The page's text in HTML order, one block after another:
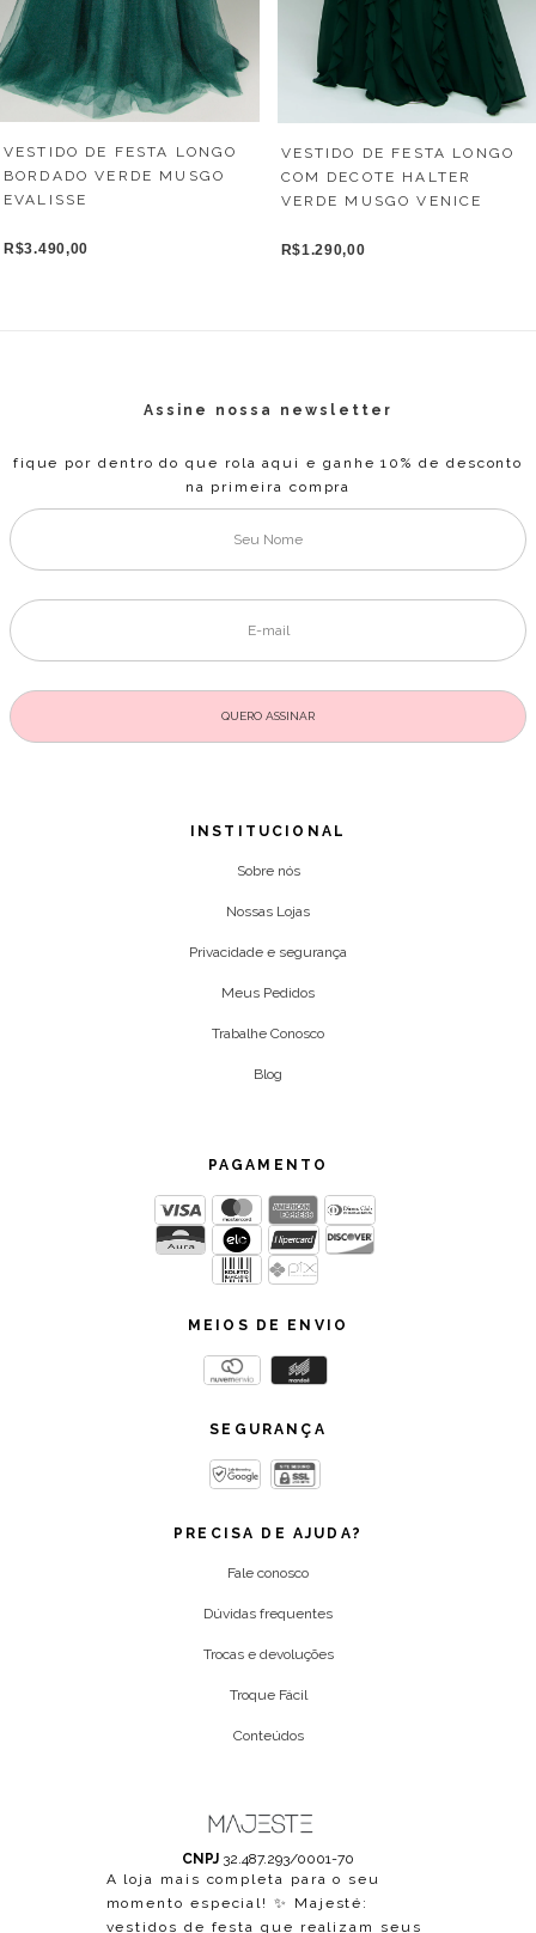
VESTIDO DE FESTA LONGO
BORDADO VERDE MUSGO
EVALISSE
R$3.490,00
VESTIDO DE FESTA LONGO
COM DECOTE HALTER
VERDE MUSGO VENICE
R$1.290,00
Assine nossa newsletter
fique por dentro do que rola aqui e ganhe 10% de desconto
na primeira compra
INSTITUCIONAL
Sobre nós
Nossas Lojas
Privacidade e segurança
Meus Pedidos
Trabalhe Conosco
Blog
PAGAMENTO
MEIOS DE ENVIO
SEGURANÇA
PRECISA DE AJUDA?
Fale conosco
Dúvidas frequentes
Trocas e devoluções
Troque Fácil
Conteúdos
CNPJ 32.487.293/0001-70
A loja mais completa para o seu
momento especial! ✨ Majesté:
vestidos de festa que realizam seus